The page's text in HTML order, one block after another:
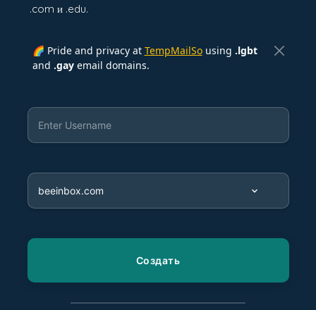
.com и .edu.
🌈 Pride and privacy at TempMailSousing .lgbt
and .gayemail domains.